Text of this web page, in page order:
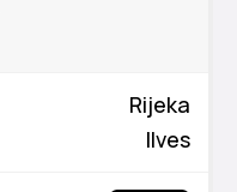
Rijeka
Ilves